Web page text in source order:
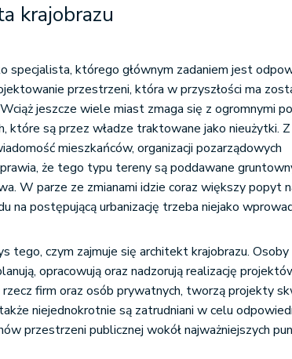
krajobrazu
specjalista, którego głównym zadaniem jest
przestrzeni, która w przyszłości ma
jeszcze wiele miast zmaga się z ogromnymi
które są przez władze traktowane jako nieużytki.
mieszkańców, organizacji pozarządowych
że tego typu tereny są poddawane
W parze ze zmianami idzie coraz większy popyt
na postępującą urbanizację trzeba niejako
tego, czym zajmuje się architekt krajobrazu. Osoby
opracowują oraz nadzorują realizację
firm oraz osób prywatnych, tworzą projekty
niejednokrotnie są zatrudniani w celu
przestrzeni publicznej wokół najważniejszych